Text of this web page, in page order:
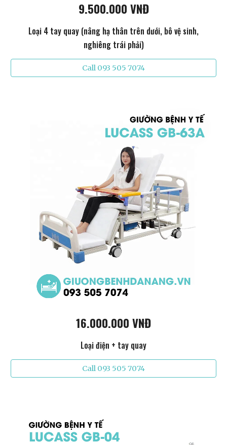
9.500.000 VNĐ
Loại 4 tay quay (nâng hạ thân trên dưới, bô vệ sinh,
nghiêng trái phải)
Call 093 505 7074
16.000.000 VNĐ
Loại điện + tay quay
Call 093 505 7074